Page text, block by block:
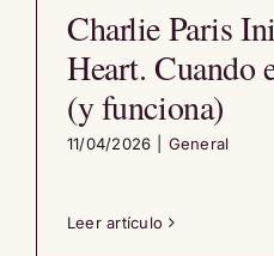
Charlie Paris
Heart. Cuando
(y funciona)
11/04/2026 General
Leer artículo